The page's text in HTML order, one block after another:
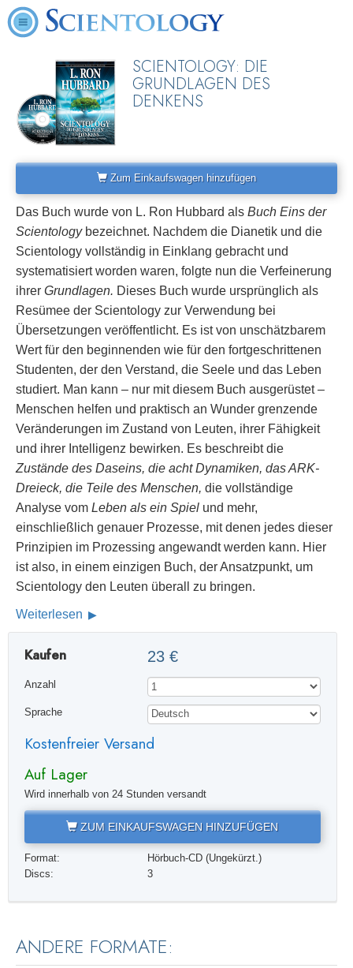
SCIENTOLOGY: DIE
GRUNDLAGEN DES
DENKENS
Zum Einkaufswagen hinzufügen
Das Buch wurde von L. Ron Hubbard als Buch Eins der
Scientologybezeichnet. Nachdem die Dianetik und die
Scientology vollständig in Einklang gebracht und
systematisiert worden waren, folgte nun die Verfeinerung
ihrer Grundlagen. Dieses Buch wurde ursprünglich als
Resümee der Scientology zur Verwendung bei
Übersetzungen veröffentlicht. Es ist von unschätzbarem
Wert für den beginnenden wie für den fortgeschrittenen
Studenten, der den Verstand, die Seele und das Leben
studiert. Man kann – nur mit diesem Buch ausgerüstet –
Menschen helfen und praktisch an Wunder grenzende
Veränderungen im Zustand von Leuten, ihrer Fähigkeit
und ihrer Intelligenz bewirken. Es beschreibt die
Zustände des Daseins, die acht Dynamiken, das ARK-
Dreieck, die Teile des Menschen, die vollständige
Analyse vom Leben als ein Spiel und mehr,
einschließlich genauer Prozesse, mit denen jedes dieser
Prinzipien im Prozessing angewandt werden kann. Hier
ist also, in einem einzigen Buch, der Ansatzpunkt, um
Scientology den Leuten überall zu bringen.
Weiterlesen
Kaufen 23 €
Anzahl
Sprache
Kostenfreier Versand
Auf Lager
Wird innerhalb von 24 Stunden versandt
ZUM EINKAUFSWAGEN HINZUFÜGEN
Format:
Hörbuch-CD (Ungekürzt.)
Discs:
3
ANDERE FORMATE: